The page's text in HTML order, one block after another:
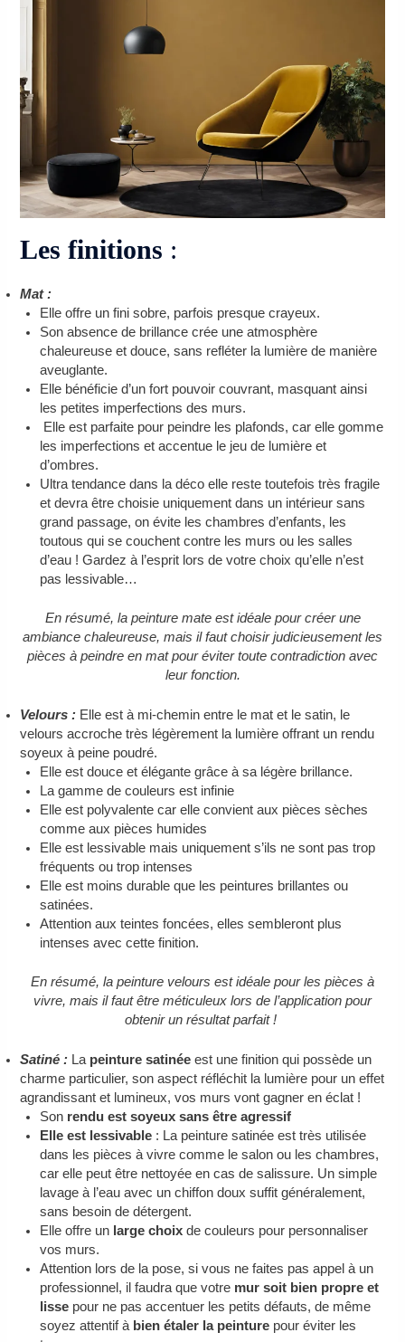
Les finitions :
Mat :
Elle offre un fini sobre, parfois presque crayeux.
Son absence de brillance crée une atmosphère
chaleureuse et douce, sans refléter la lumière de manière
aveuglante.
Elle bénéficie d’un fort pouvoir couvrant, masquant ainsi
les petites imperfections des murs.
Elle est parfaite pour peindre les plafonds, car elle gomme
les imperfections et accentue le jeu de lumière et
d’ombres.
Ultra tendance dans la déco elle reste toutefois très fragile
et devra être choisie uniquement dans un intérieur sans
grand passage, on évite les chambres d’enfants, les
toutous qui se couchent contre les murs ou les salles
d’eau ! Gardez à l’esprit lors de votre choix qu’elle n’est
pas lessivable…
En résumé, la peinture mate est idéale pour créer une
ambiance chaleureuse, mais il faut choisir judicieusement les
pièces à peindre en mat pour éviter toute contradiction avec
leur fonction.
Velours : Elle est à mi-chemin entre le mat et le satin, le
velours accroche très légèrement la lumière offrant un rendu
soyeux à peine poudré.
Elle est douce et élégante grâce à sa légère brillance.
La gamme de couleurs est infinie
Elle est polyvalente car elle convient aux pièces sèches
comme aux pièces humides
Elle est lessivable mais uniquement s’ils ne sont pas trop
fréquents ou trop intenses
Elle est moins durable que les peintures brillantes ou
satinées.
Attention aux teintes foncées, elles sembleront plus
intenses avec cette finition.
En résumé, la peinture velours est idéale pour les pièces à
vivre, mais il faut être méticuleux lors de l’application pour
obtenir un résultat parfait !
Satiné : La peinture satinée est une finition qui possède un
charme particulier, son aspect réfléchit la lumière pour un effet
agrandissant et lumineux, vos murs vont gagner en éclat !
Son rendu est soyeux sans être agressif
Elle est lessivable : La peinture satinée est très utilisée
dans les pièces à vivre comme le salon ou les chambres,
car elle peut être nettoyée en cas de salissure. Un simple
lavage à l’eau avec un chiffon doux suffit généralement,
sans besoin de détergent.
Elle offre un large choix de couleurs pour personnaliser
vos murs.
Attention lors de la pose, si vous ne faites pas appel à un
professionnel, il faudra que votre mur soit bien propre et
lisse pour ne pas accentuer les petits défauts, de même
soyez attentif à bien étaler la peinture pour éviter les